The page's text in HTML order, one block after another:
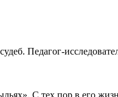
Педагог-